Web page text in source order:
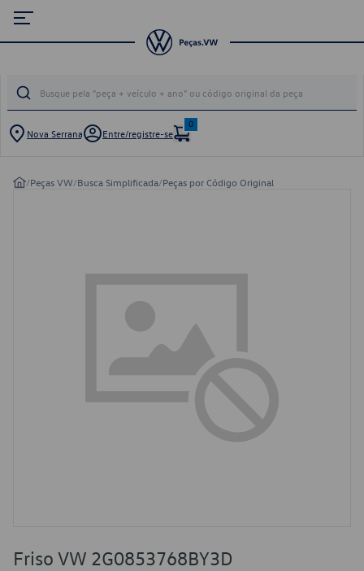
Nova Serrana Entre/registre-se
0
/Peças VW/Busca Simplificada/Peças por Código Original
Friso VW 2G0853768BY3D